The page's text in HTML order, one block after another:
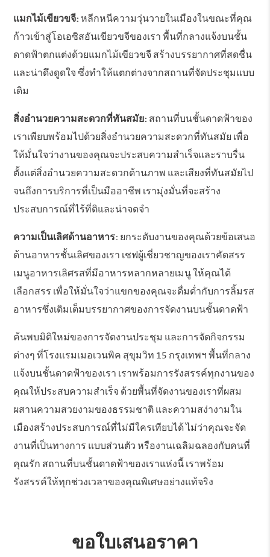
แมกไม้เขียวขจี: หลีกหนีความวุ่นวายในเมืองในขณะที่คุณ
ก้าวเข้าสู่โอเอซิสอันเขียวขจีของเรา พื้นที่กลางแจ้งบนชั้น
ดาดฟ้าตกแต่งด้วยแมกไม้เขียวขจี สร้างบรรยากาศที่สดชื่น
และน่าดึงดูดใจ ซึ่งทำให้แตกต่างจากสถานที่จัดประชุมแบบ
เดิม
สิ่งอำนวยความสะดวกที่ทันสมัย: สถานที่บนชั้นดาดฟ้าของ
เราเพียบพร้อมไปด้วยสิ่งอำนวยความสะดวกที่ทันสมัย เพื่อ
ให้มั่นใจว่างานของคุณจะประสบความสำเร็จและราบรื่น
ตั้งแต่สิ่งอำนวยความสะดวกด้านภาพ และเสียงที่ทันสมัยไป
จนถึงการบริการที่เป็นมืออาชีพ เรามุ่งมั่นที่จะสร้าง
ประสบการณ์ที่ไร้ที่ติและน่าจดจำ
ความเป็นเลิศด้านอาหาร: ยกระดับงานของคุณด้วยข้อเสนอ
ด้านอาหารชั้นเลิศของเรา เชฟผู้เชี่ยวชาญของเราคัดสรร
เมนูอาหารเลิศรสที่มีอาหารหลากหลายเมนู ให้คุณได้
เลือกสรร เพื่อให้มั่นใจว่าแขกของคุณจะดื่มด่ำกับการลิ้มรส
อาหารซึ่งเติมเต็มบรรยากาศของการจัดงานบนชั้นดาดฟ้า
ค้นพบมิติใหม่ของการจัดงานประชุม และการจัดกิจกรรม
ต่างๆ ที่โรงแรมเมอเวนพิค สุขุมวิท 15 กรุงเทพฯ พื้นที่กลาง
แจ้งบนชั้นดาดฟ้าของเรา เราพร้อมการรังสรรค์ทุกงานของ
คุณให้ประสบความสำเร็จ ด้วยพื้นที่จัดงานของเราที่ผสม
ผสานความสวยงามของธรรมชาติ และความสง่างามใน
เมืองสร้างประสบการณ์ที่ไม่มีใครเทียบได้ ไม่ว่าคุณจะจัด
งานที่เป็นทางการ แบบส่วนตัว หรืองานเฉลิมฉลองกับคนที่
คุณรัก สถานที่บนชั้นดาดฟ้าของเราแห่งนี้ เราพร้อม
รังสรรค์ให้ทุกช่วงเวลาของคุณพิเศษอย่างแท้จริง
ขอใบเสนอราคา